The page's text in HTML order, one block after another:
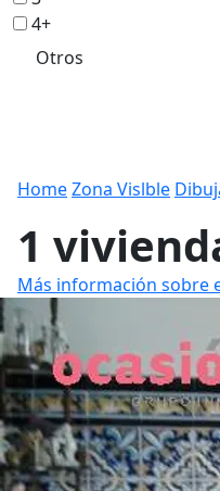
4+
Otros
HomeZona Vislble
1
Más información sobre